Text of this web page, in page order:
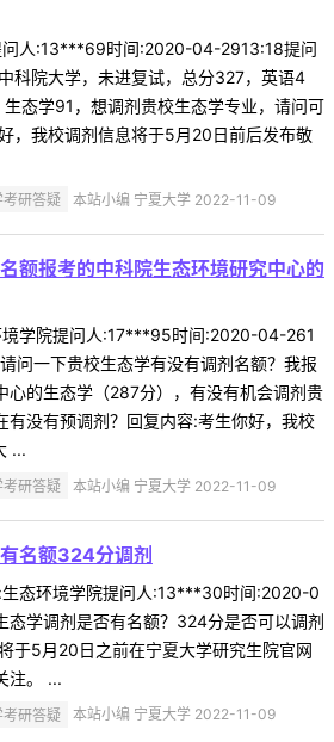
问人:13***69时间:2020-04-2913:18提问
科院大学，未进复试，总分327，英语4
态学91，想调剂贵校生态学专业，请问可
，我校调剂信息将于5月20日前后发布敬
研答疑 本站小编 宁夏大学 2022-11-09
额报考的中科院生态环境研究中心的
境学院提问人:17***95时间:2020-04-261
问一下贵校生态学有没有调剂名额？我报
心的生态学（287分），有没有机会调剂贵
有没有预调剂？回复内容:考生你好，我校
...
研答疑 本站小编 宁夏大学 2022-11-09
名额324分调剂
生态环境学院提问人:13***30时间:2020-0
态学调剂是否有名额？324分是否可以调剂
于5月20日之前在宁夏大学研究生院官网
注。 ...
研答疑 本站小编 宁夏大学 2022-11-09